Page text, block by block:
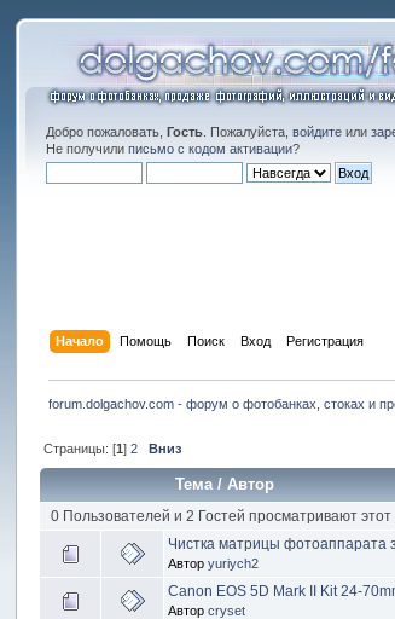
Добро пожаловать,Гость . Пожалуйста,войдите или
Не получилиписьмо с кодом активации?
Начало Помощь Поиск Вход Регистрация
forum.dolgachov.com - форум о фотобанках, стоках и
Страницы: [1] 2 Вниз
Тема/ Автор
0 Пользователей и 2 Гостей просматривают этот
Чистка матрицы фотоаппарата
Авторyuriych2
Canon EOS 5D Mark II Kit 24-
Авторcryset